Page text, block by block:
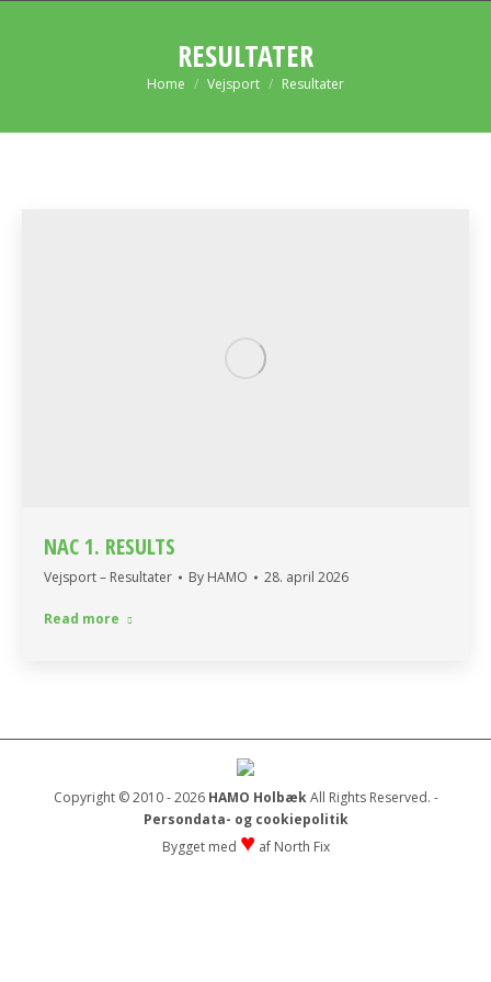
RESULTATER
You are here:
Home Vejsport Resultater
NAC 1. RESULTS
Vejsport – Resultater By HAMO 28. april 2026
Read more
Copyright © 2010 - 2026 HAMO HolbækAll Rights Reserved. -
Persondata- og cookiepolitik
Bygget med ♥ af North Fix